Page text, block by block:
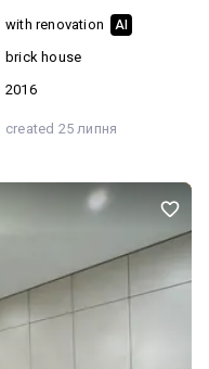
газове опалення
для себе меблі
територія комплексу
Житловий
школи, дитячі
with renovation AI
brick house
2016
created 25 липня